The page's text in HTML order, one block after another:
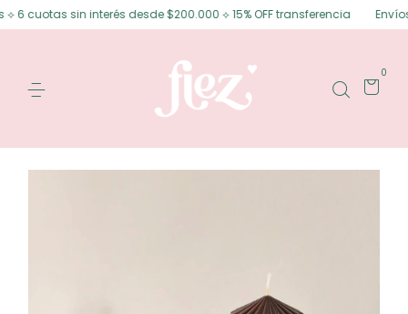
sin interés desde $200.000 ⟡ 15% OFF transferencia Envíos
0